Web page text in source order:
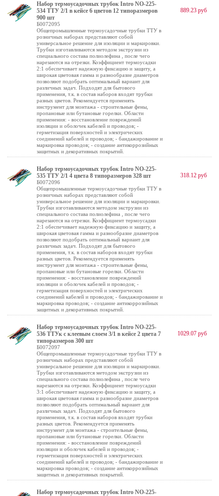
Набор термоусадочных трубок Intro NO-225-
534 ТТУ 2/1 в кейсе 6 цветов 12 типоразмеров
900 шт
Б0072095
Общепромышленные термоусадочные трубки ТТУ в
розничных наборах представляют собой
универсальное решение для изоляции и маркировки.
Трубки изготавливаются методом экструзии из
специального состава полиолефина , после чего
нарезаются на отрезки. Коэффициент термоусадки
2:1 обеспечивает надежную фиксацию и защиту, а
широкая цветовая гамма и разнообразие диаметров
позволяют подобрать оптимальный вариант для
различных задач. Подходят для бытового
применения, т.к. в состав наборов входят трубки
разных цветов. Рекомендуется применять
инструмент для монтажа - строительные фены,
пропановые или бутановые горелки. Области
применения: - восстановление повреждений
изоляции и оболочек кабелей и проводов; -
герметизация поверхностей и электрических
соединений кабелей и проводов; - бандажирование и
маркировка проводов; - создание антикоррозийных
защитных и декоративных покрытий.
889.23 руб
Набор термоусадочных трубок Intro NO-225-
535 ТТУ 2/1 4 цвета 8 типоразмеров 328 шт
Б0072096
Общепромышленные термоусадочные трубки ТТУ в
розничных наборах представляют собой
универсальное решение для изоляции и маркировки.
Трубки изготавливаются методом экструзии из
специального состава полиолефина , после чего
нарезаются на отрезки. Коэффициент термоусадки
2:1 обеспечивает надежную фиксацию и защиту, а
широкая цветовая гамма и разнообразие диаметров
позволяют подобрать оптимальный вариант для
различных задач. Подходят для бытового
применения, т.к. в состав наборов входят трубки
разных цветов. Рекомендуется применять
инструмент для монтажа - строительные фены,
пропановые или бутановые горелки. Области
применения: - восстановление повреждений
изоляции и оболочек кабелей и проводов; -
герметизация поверхностей и электрических
соединений кабелей и проводов; - бандажирование и
маркировка проводов; - создание антикоррозийных
защитных и декоративных покрытий.
318.12 руб
Набор термоусадочных трубок Intro NO-225-
536 ТТУк с клеевым слоем 3/1 в кейсе 2 цвета 7
типоразмеров 300 шт
Б0072097
Общепромышленные термоусадочные трубки ТТУ в
розничных наборах представляют собой
универсальное решение для изоляции и маркировки.
Трубки изготавливаются методом экструзии из
специального состава полиолефина , после чего
нарезаются на отрезки. Коэффициент термоусадки
3:1 обеспечивает надежную фиксацию и защиту, а
широкая цветовая гамма и разнообразие диаметров
позволяют подобрать оптимальный вариант для
различных задач. Подходят для бытового
применения, т.к. в состав наборов входят трубки
разных цветов. Рекомендуется применять
инструмент для монтажа - строительные фены,
пропановые или бутановые горелки. Области
применения: - восстановление повреждений
изоляции и оболочек кабелей и проводов; -
герметизация поверхностей и электрических
соединений кабелей и проводов; - бандажирование и
маркировка проводов; - создание антикоррозийных
защитных и декоративных покрытий.
1029.07 руб
Набор термоусадочных трубок Intro NO-225-